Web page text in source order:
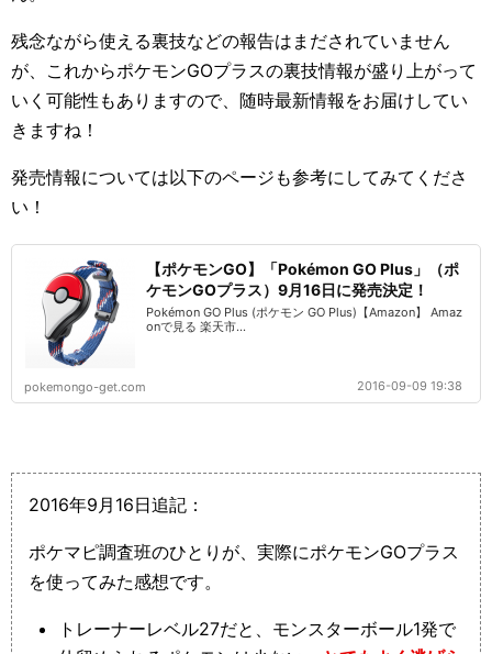
残念ながら使える裏技などの報告はまだされていません
が、これからポケモンGOプラスの裏技情報が盛り上がって
いく可能性もありますので、随時最新情報をお届けしてい
きますね！
発売情報については以下のページも参考にしてみてくださ
い！
【ポケモンGO】「Pokémon GO Plus」（ポ
ケモンGOプラス）9月16日に発売決定！
Pokémon GO Plus (ポケモン GO Plus)【Amazon】 Amaz
onで見る 楽天市...
pokemongo-get.com 2016-09-09 19:38
2016年9月16日追記：
ポケマピ調査班のひとりが、実際にポケモンGOプラス
を使ってみた感想です。
トレーナーレベル27だと、モンスターボール1発で